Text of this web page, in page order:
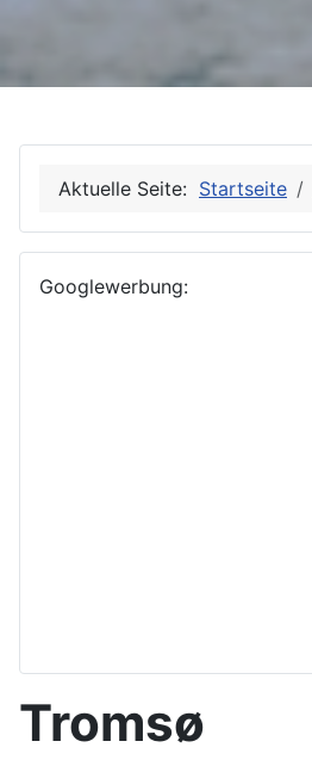
Aktuelle Seite: Startseite
Googlewerbung:
Tromsø